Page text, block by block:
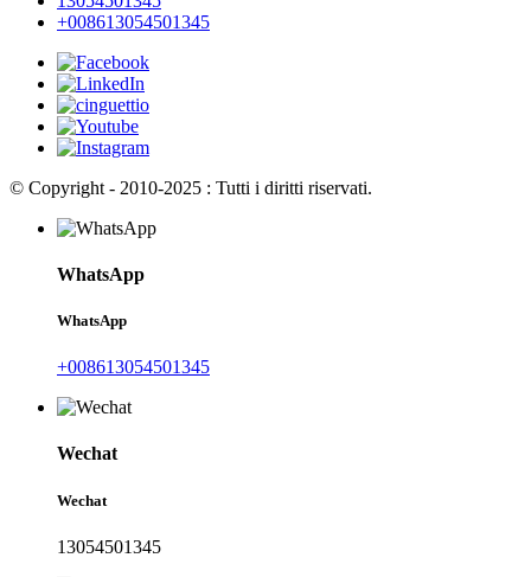
+008613054501345
© Copyright - 2010-2025 : Tutti i diritti riservati.
WhatsApp
WhatsApp
+008613054501345
Wechat
Wechat
13054501345